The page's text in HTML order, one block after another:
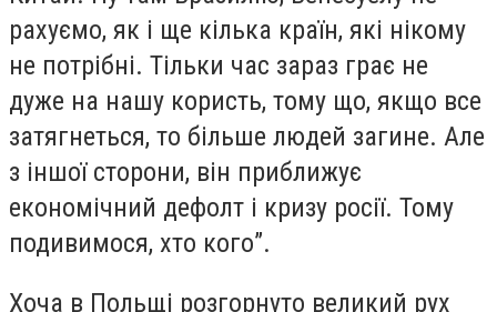
рахуємо, як і ще кілька країн, які нікому
не потрібні. Тільки час зараз грає не
дуже на нашу користь, тому що, якщо все
затягнеться, то більше людей загине. Але
з іншої сторони, він приближує
економічний дефолт і кризу росії. Тому
подивимося, хто кого”.
Хоча в Польщі розгорнуто великий рух